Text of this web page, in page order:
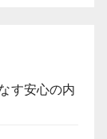
す安心の内